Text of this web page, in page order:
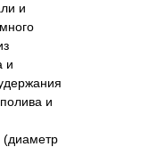
и
и
и
(диаметр